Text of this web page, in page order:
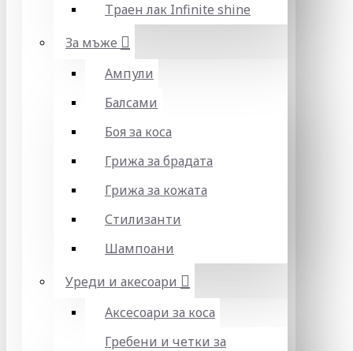
Траен лак Infinite shine
За мъже
Ампули
Балсами
Боя за коса
Грижа за брадата
Грижа за кожата
Стилизанти
Шампоани
Уреди и акесоари
Аксесоари за коса
Гребени и четки за